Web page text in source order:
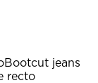
Bootcut jeans
recto